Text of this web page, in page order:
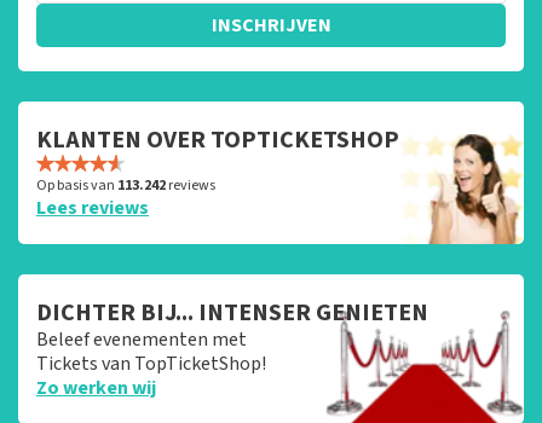
INSCHRIJVEN
KLANTEN OVER TOPTICKETSHOP
Op basis van 113.242reviews
Lees reviews
DICHTER BIJ... INTENSER GENIETEN
Beleef evenementen met
Tickets van TopTicketShop!
Zo werken wij